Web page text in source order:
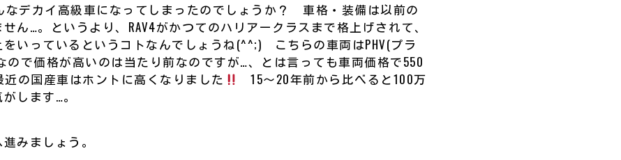
なデカイ高級車になってしまったのでしょうか？ 車格・装備は以前の
ん…。というより、RAV4がかつてのハリアークラスまで格上げされて、
いっているというコトなんでしょうね(^^;) こちらの車両はPHV(プラ
ので価格が高いのは当たり前なのですが…、とは言っても車両価格で550
の国産車はホントに高くなりました
15～20年前から比べると100万
します…。
みましょう。